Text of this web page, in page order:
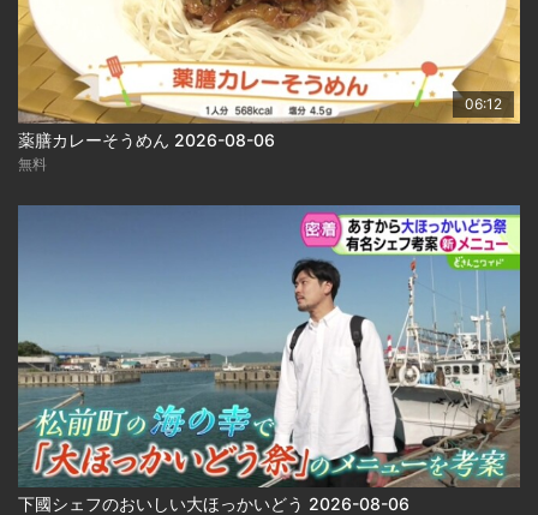
06:12
薬膳カレーそうめん 2026-08-06
無料
下國シェフのおいしい大ほっかいどう 2026-08-06